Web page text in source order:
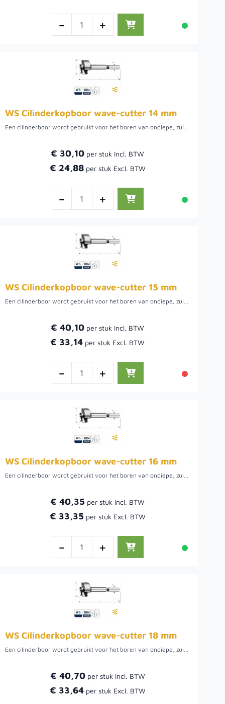
- +
WS Cilinderkopboor wave-cutter 14 mm
Een cilinderboor wordt gebruikt voor het boren van ondiepe, zuiver ronde gaten met een vlakke bodem, bijvoorbeeld om een keukenkastscharnier in een kastdeur te kunnen verzinken. Boor met hoge snelheid en veel druk. Verkrijgbaar in diverse diameters.
€ 30,10
€ 24,88
- +
WS Cilinderkopboor wave-cutter 15 mm
Een cilinderboor wordt gebruikt voor het boren van ondiepe, zuiver ronde gaten met een vlakke bodem, bijvoorbeeld om een keukenkastscharnier in een kastdeur te kunnen verzinken. Boor met hoge snelheid en veel druk. Verkrijgbaar in diverse diameters.
€ 40,10
€ 33,14
- +
WS Cilinderkopboor wave-cutter 16 mm
Een cilinderboor wordt gebruikt voor het boren van ondiepe, zuiver ronde gaten met een vlakke bodem, bijvoorbeeld om een keukenkastscharnier in een kastdeur te kunnen verzinken. Boor met hoge snelheid en veel druk. Verkrijgbaar in diverse diameters.
€ 40,35
€ 33,35
- +
WS Cilinderkopboor wave-cutter 18 mm
Een cilinderboor wordt gebruikt voor het boren van ondiepe, zuiver ronde gaten met een vlakke bodem, bijvoorbeeld om een keukenkastscharnier in een kastdeur te kunnen verzinken. Boor met hoge snelheid en veel druk. Verkrijgbaar in diverse diameters.
€ 40,70
€ 33,64